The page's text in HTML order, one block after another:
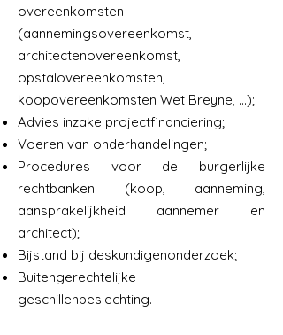
overeenkomsten
(aannemingsovereenkomst,
architectenovereenkomst,
opstalovereenkomsten,
koopovereenkomsten Wet Breyne, ...);
Advies inzake projectfinanciering;
Voeren van onderhandelingen;
Procedures voor de burgerlijke
rechtbanken (koop, aanneming,
aansprakelijkheid aannemer en
architect);
Bijstand bij deskundigenonderzoek;
Buitengerechtelijke
geschillenbeslechting.